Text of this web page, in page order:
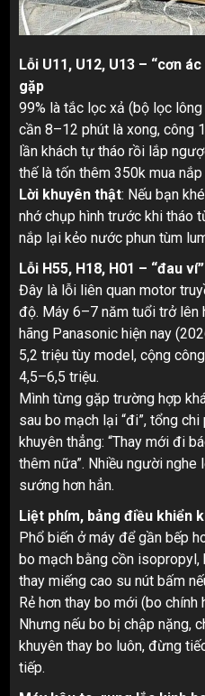
Lỗi U11, U12, U13 – “cơn
gặp
99% là tắc lọc xả (bộ lọc
cần 8–12 phút là xong, công
lần khách tự tháo rồi lắp
thế là tốn thêm 350k mua nắp
Lời khuyên thật: Nếu bạn
nhớ chụp hình trước khi tháo
nắp lại kẻo nước phun tùm
Lỗi H55, H18, H01 – “đau
Đây là lỗi liên quan motor
độ. Máy 6–7 năm tuổi trở lên
hãng Panasonic hiện nay
5,2 triệu tùy model, cộng
4,5–6,5 triệu.
Mình từng gặp trường hợp
sau bo mạch lại “đi”, tổng
khuyên thẳng: “Thay mới đi
thêm nữa”. Nhiều người nghe
sướng hơn hẳn.
Liệt phím, bảng điều khiển
Phổ biến ở máy để gần bếp
bo mạch bằng cồn
thay miếng cao su nút bấm
Rẻ hơn thay bo mới (bo chính
Nhưng nếu bo bị chập nặng,
khuyên thay bo luôn, đừng
tiếp.